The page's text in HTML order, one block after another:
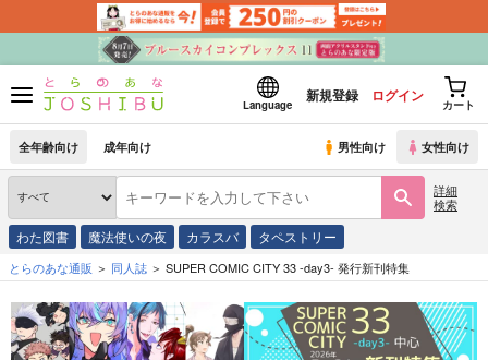
Language
新規登録 ログイン
カート
全年齢向け 成年向け 男性向け 女性向け
詳細
検索
わた図書 魔法使いの夜 カラスバ タペストリー
とらのあな通販 同人誌 SUPER COMIC CITY 33 -day3- 発行新刊特集